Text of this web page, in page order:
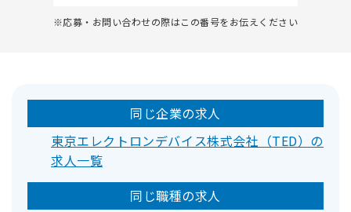
※応募・お問い合わせの際はこの番号をお伝えください
同じ企業の求人
東京エレクトロンデバイス株式会社（TED）の
求人一覧
同じ職種の求人